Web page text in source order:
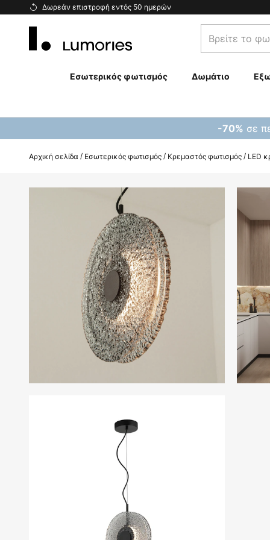
Δωρεάν επιστροφή εντός 50 ημερών
Μετάβαση
Βρείτε
το
σας...
Εσωτερικός φωτισμός Δωμάτιο
-70% σε
Αρχική σελίδα Εσωτερικός φωτισμός Κρεμαστός φωτισμός LED